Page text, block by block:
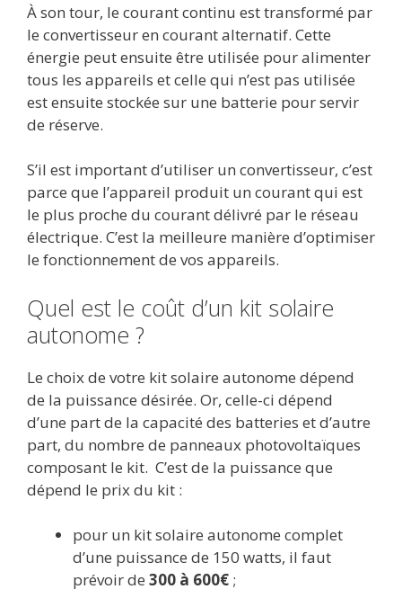
À son tour, le courant continu est transformé par
le convertisseur en courant alternatif. Cette
énergie peut ensuite être utilisée pour alimenter
tous les appareils et celle qui n’est pas utilisée
est ensuite stockée sur une batterie pour servir
de réserve.
S’il est important d’utiliser un convertisseur, c’est
parce que l’appareil produit un courant qui est
le plus proche du courant délivré par le réseau
électrique. C’est la meilleure manière d’optimiser
le fonctionnement de vos appareils.
Quel est le coût d’un kit solaire
autonome ?
Le choix de votre kit solaire autonome dépend
de la puissance désirée. Or, celle-ci dépend
d’une part de la capacité des batteries et d’autre
part, du nombre de panneaux photovoltaïques
composant le kit. C’est de la puissance que
dépend le prix du kit :
pour un kit solaire autonome complet
d’une puissance de 150 watts, il faut
prévoir de 300 à 600€ ;